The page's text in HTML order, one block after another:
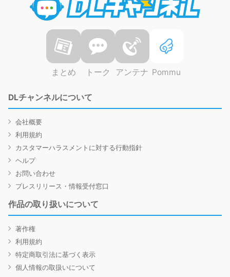
まとめ トーク アンテナ Pommu
DLチャンネルについて
会社概要
利用規約
カスタマーハラスメントに対する行動指針
ヘルプ
お問い合わせ
プレスリリース・情報受付窓口
作品の取り扱いについて
著作権
利用規約
特定商取引法に基づく表示
個人情報の取扱いについて